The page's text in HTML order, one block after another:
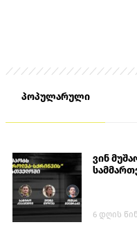
პოპულარული
ვინ
6 დღის წინ